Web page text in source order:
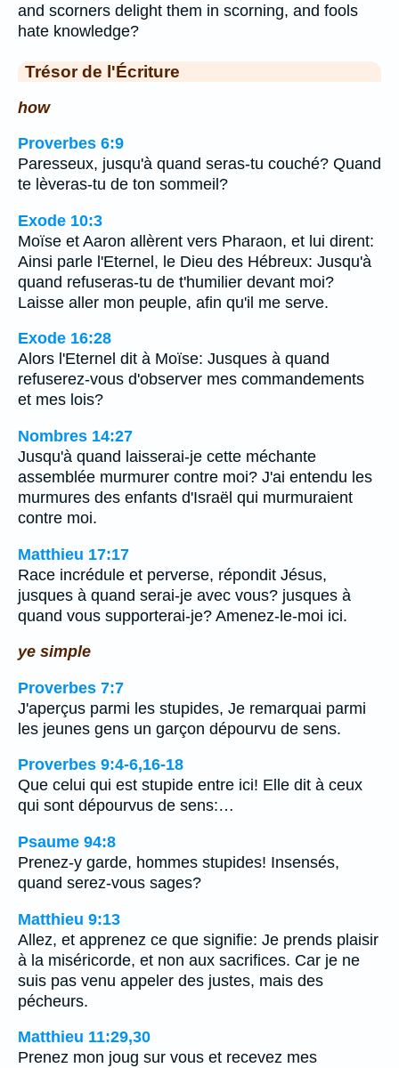
and scorners delight them in scorning, and fools
hate knowledge?
Trésor de l'Écriture
how
Proverbes 6:9
Paresseux, jusqu'à quand seras-tu couché? Quand
te lèveras-tu de ton sommeil?
Exode 10:3
Moïse et Aaron allèrent vers Pharaon, et lui dirent:
Ainsi parle l'Eternel, le Dieu des Hébreux: Jusqu'à
quand refuseras-tu de t'humilier devant moi?
Laisse aller mon peuple, afin qu'il me serve.
Exode 16:28
Alors l'Eternel dit à Moïse: Jusques à quand
refuserez-vous d'observer mes commandements
et mes lois?
Nombres 14:27
Jusqu'à quand laisserai-je cette méchante
assemblée murmurer contre moi? J'ai entendu les
murmures des enfants d'Israël qui murmuraient
contre moi.
Matthieu 17:17
Race incrédule et perverse, répondit Jésus,
jusques à quand serai-je avec vous? jusques à
quand vous supporterai-je? Amenez-le-moi ici.
ye simple
Proverbes 7:7
J'aperçus parmi les stupides, Je remarquai parmi
les jeunes gens un garçon dépourvu de sens.
Proverbes 9:4-6,16-18
Que celui qui est stupide entre ici! Elle dit à ceux
qui sont dépourvus de sens:…
Psaume 94:8
Prenez-y garde, hommes stupides! Insensés,
quand serez-vous sages?
Matthieu 9:13
Allez, et apprenez ce que signifie: Je prends plaisir
à la miséricorde, et non aux sacrifices. Car je ne
suis pas venu appeler des justes, mais des
pécheurs.
Matthieu 11:29,30
Prenez mon joug sur vous et recevez mes